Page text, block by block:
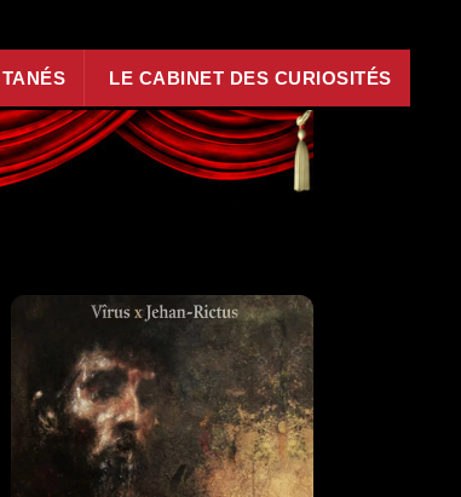
LE CABINET DES CURIOSITÉS